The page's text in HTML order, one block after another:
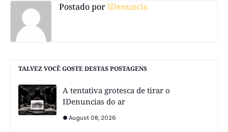
Postado porIDenuncia
TALVEZ VOCÊ GOSTE DESTAS POSTAGENS
A tentativa grotesca de tirar o
IDenuncias do ar
August 08, 2026